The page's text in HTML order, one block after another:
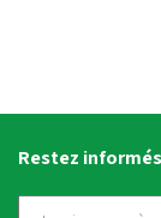
Restez